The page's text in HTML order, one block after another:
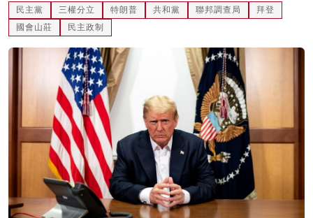
民主黨 三權分立 特朗普 共和黨 聯邦調查局
拜登
國會山莊
民主政制